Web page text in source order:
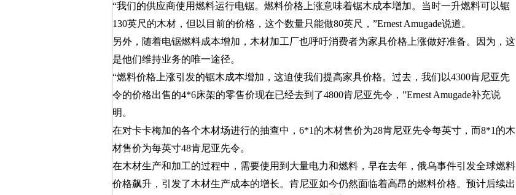
“我们的供应商使用燃料运行电锯。燃料价格上涨意味着锯木成本增加。当时一升燃料可以锯
130英尺的木材，但以目前的价格，这个数量只能做80英尺，”Ernest Amugade说道。
另外，随着电锯燃料成本增加，木材加工厂也呼吁消费者为家具价格上涨做好准备。因为，这
是他们维持业务的唯一途径。
“燃料价格上涨引发的锯木成本增加，这迫使我们提高家具价格。过去，我们以4300肯尼亚先
令的价格出售的4*6床架的零售价现在已经去到了4800肯尼亚先令，”Ernest Amugade补充说
明。
在对卡卡梅加的各个木材场进行的抽查中，6*1的木材售价为28肯尼亚先令每英寸，而8*1的木
材售价为每英寸48肯尼亚先令。
在木材生产和加工的过程中，需要使用到大量电力和燃料，早在去年，俄乌事件引发全球燃料
价格飙升，引发了木材生产成本的增长。肯尼亚如今仍然面临着高昂的燃料价格。预计后续出